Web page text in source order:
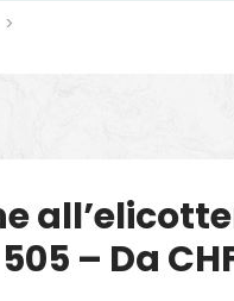
>
505 – Da